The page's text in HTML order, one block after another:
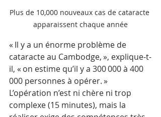
Plus de 10,000 nouveaux cas de cataracte
apparaissent chaque année
« Il y a un énorme problème de
cataracte au Cambodge, », explique-t-
il, « on estime qu’il y a 300 000 à 400
000 personnes à opérer. »
L’opération n’est ni chère ni trop
complexe (15 minutes), mais la